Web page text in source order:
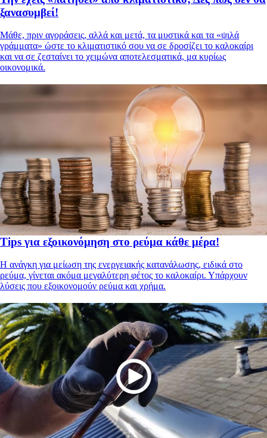
ξανασυμβεί!
Μάθε, πριν αγοράσεις, αλλά και μετά, τα μυστικά και τα «ψιλά
γράμματα» ώστε το κλιματιστικό σου να σε δροσίζει το καλοκαίρι
και να σε ζεσταίνει το χειμώνα αποτελεσματικά, μα κυρίως
οικονομικά.
Tips για εξοικονόμηση στο ρεύμα κάθε μέρα!
Η ανάγκη για μείωση της ενεργειακής κατανάλωσης, ειδικά στο
ρεύμα, γίνεται ακόμα μεγαλύτερη φέτος το καλοκαίρι. Υπάρχουν
λύσεις που εξοικονομούν ρεύμα και χρήμα.